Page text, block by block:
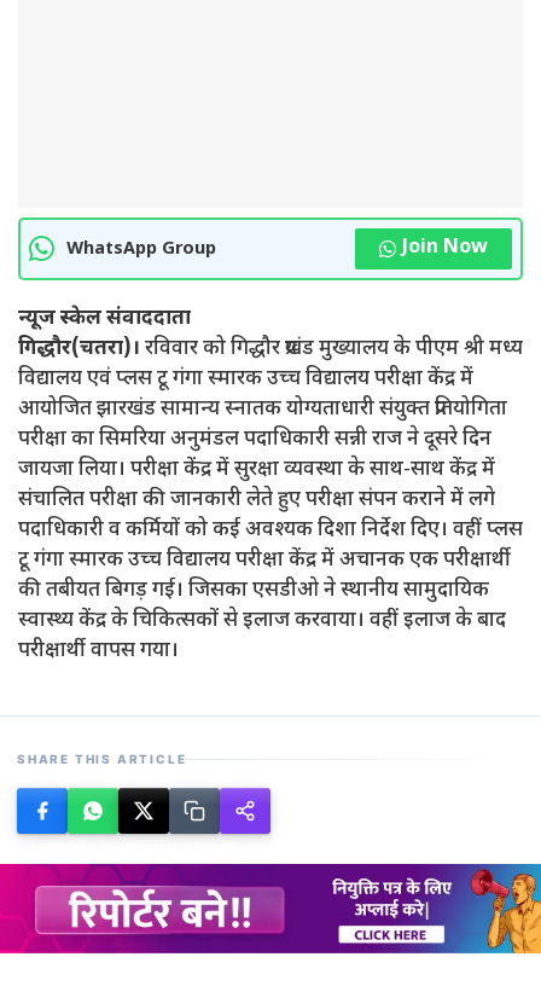
WhatsApp Group Join Now
न्यूज स्केल संवाददाता
गिद्धौर(चतरा)। रविवार को गिद्धौर प्रखंड मुख्यालय के पीएम श्री मध्य
विद्यालय एवं प्लस टू गंगा स्मारक उच्च विद्यालय परीक्षा केंद्र में
आयोजित झारखंड सामान्य स्नातक योग्यताधारी संयुक्त प्रतियोगिता
परीक्षा का सिमरिया अनुमंडल पदाधिकारी सन्नी राज ने दूसरे दिन
जायजा लिया। परीक्षा केंद्र में सुरक्षा व्यवस्था के साथ-साथ केंद्र में
संचालित परीक्षा की जानकारी लेते हुए परीक्षा संपन कराने में लगे
पदाधिकारी व कर्मियों को कई अवश्यक दिशा निर्देश दिए। वहीं प्लस
टू गंगा स्मारक उच्च विद्यालय परीक्षा केंद्र में अचानक एक परीक्षार्थी
की तबीयत बिगड़ गई। जिसका एसडीओ ने स्थानीय सामुदायिक
स्वास्थ्य केंद्र के चिकित्सकों से इलाज करवाया। वहीं इलाज के बाद
परीक्षार्थी वापस गया।
SHARE THIS ARTICLE